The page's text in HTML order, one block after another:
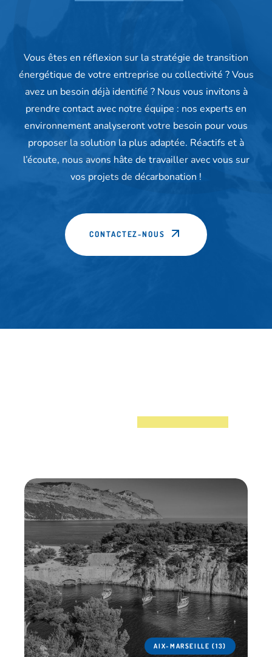
Vous êtes en réflexion sur la stratégie de transition
énergétique de votre entreprise ou collectivité ? Vous
avez un besoin déjà identifié ? Nous vous invitons à
prendre contact avec notre équipe : nos experts en
environnement analyseront votre besoin pour vous
proposer la solution la plus adaptée. Réactifs et à
l’écoute, nous avons hâte de travailler avec vous sur
vos projets de décarbonation !
CONTACTEZ-NOUS
AIX-MARSEILLE (13)